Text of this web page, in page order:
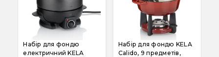
Набір для фондю
електричний KELA
Набір для фондю KELA
Calido, 9 предметів,